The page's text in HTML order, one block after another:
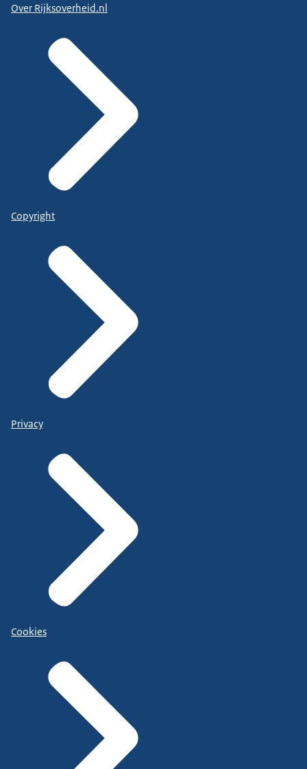
Over Rijksoverheid.nl
Copyright
Privacy
Cookies